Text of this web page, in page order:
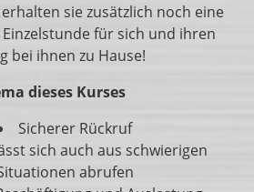
sie zusätzlich noch eine
für sich und ihren
bei ihnen zu Hause!
dieses Kurses
Sicherer Rückruf
sich auch aus schwierigen
abrufen